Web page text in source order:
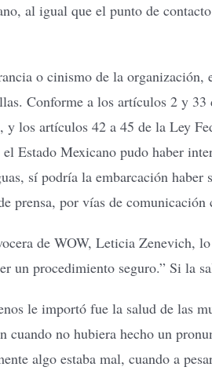
al igual que el punto de
o cinismo de la
Conforme a los artículos 2 y
los artículos 42 a 45 de la Ley
Estado Mexicano pudo haber
sí podría la embarcación
prensa, por vías de
de WOW, Leticia Zenevich,
un procedimiento seguro.” Si la
le importó fue la salud de las
no hubiera hecho un
algo estaba mal, cuando a